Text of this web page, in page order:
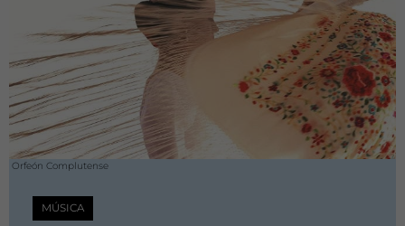
Orfeón Complutense
MÚSICA